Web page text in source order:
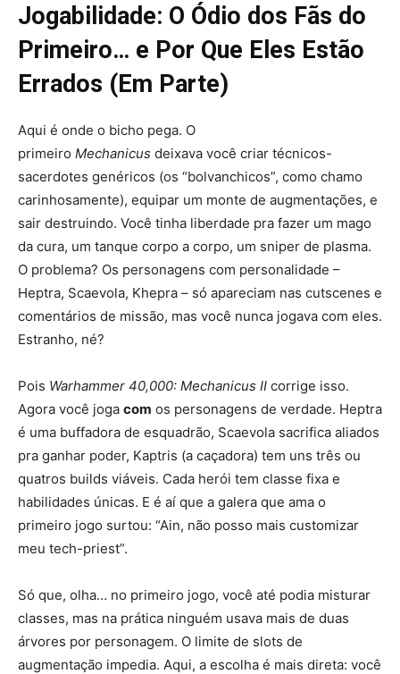
Jogabilidade: O Ódio dos Fãs do
Primeiro… e Por Que Eles Estão
Errados (Em Parte)
Aqui é onde o bicho pega. O
primeiro Mechanicus deixava você criar técnicos-
sacerdotes genéricos (os “bolvanchicos”, como chamo
carinhosamente), equipar um monte de augmentações, e
sair destruindo. Você tinha liberdade pra fazer um mago
da cura, um tanque corpo a corpo, um sniper de plasma.
O problema? Os personagens com personalidade –
Heptra, Scaevola, Khepra – só apareciam nas cutscenes e
comentários de missão, mas você nunca jogava com eles.
Estranho, né?
Pois Warhammer 40,000: Mechanicus II corrige isso.
Agora você joga com os personagens de verdade. Heptra
é uma buffadora de esquadrão, Scaevola sacrifica aliados
pra ganhar poder, Kaptris (a caçadora) tem uns três ou
quatros builds viáveis. Cada herói tem classe fixa e
habilidades únicas. E é aí que a galera que ama o
primeiro jogo surtou: “Ain, não posso mais customizar
meu tech-priest”.
Só que, olha… no primeiro jogo, você até podia misturar
classes, mas na prática ninguém usava mais de duas
árvores por personagem. O limite de slots de
augmentação impedia. Aqui, a escolha é mais direta: você